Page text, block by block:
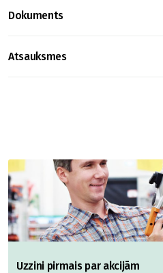
Dokuments
Atsauksmes
Uzzini pirmais par akcijām